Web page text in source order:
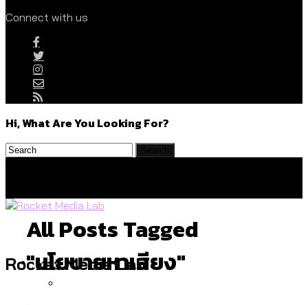
Connect with us
Hi, What Are You Looking For?
Rocket Media Lab
Politics
All Posts Tagged
"นโยบายหาเสียง"